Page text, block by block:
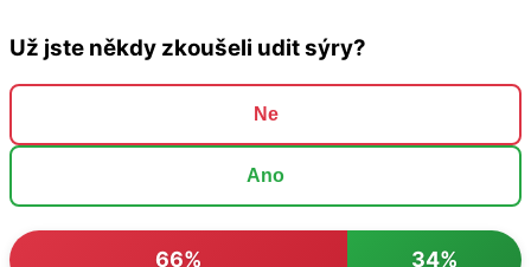
Už jste někdy zkoušeli udit sýry?
Ne
Ano
66% 34%